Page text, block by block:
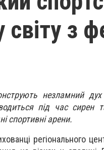
світу з
незламний
під час сирен
спортивні арени.
регіонального